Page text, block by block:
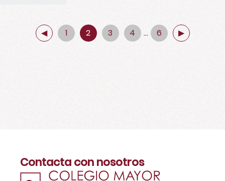
◀ 1 2 3 4 … 6 ▶
Contacta con nosotros